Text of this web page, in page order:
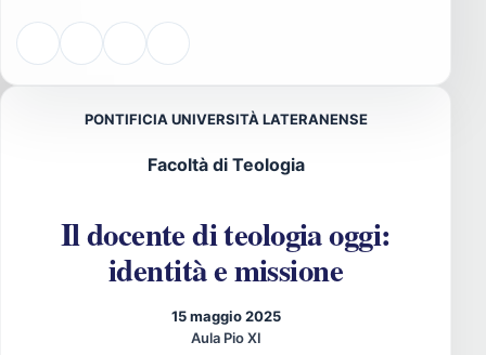
PONTIFICIA UNIVERSITÀ LATERANENSE
Facoltà di Teologia
Il docente di teologia oggi:
identità e missione
15 maggio 2025
Aula Pio XI